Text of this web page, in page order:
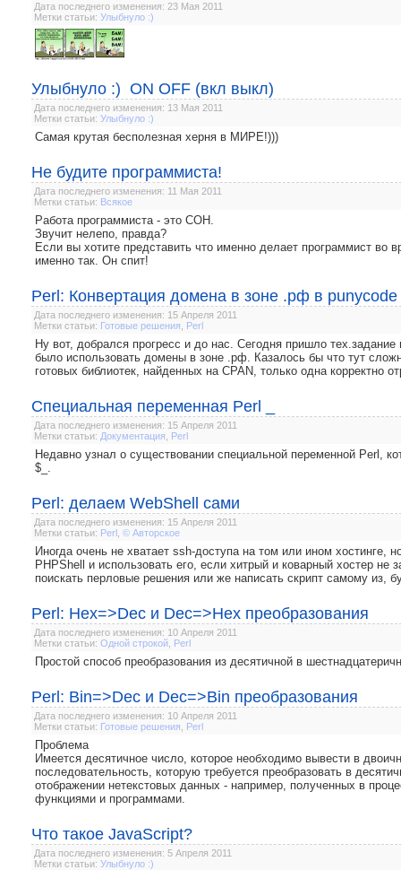
Дата последнего изменения: 23 Мая 2011
Метки статьи: Улыбнуло :)
Улыбнуло :) ON OFF (вкл выкл)
Дата последнего изменения: 13 Мая 2011
Метки статьи: Улыбнуло :)
Самая крутая бесполезная херня в МИРЕ!)))
Не будите программиста!
Дата последнего изменения: 11 Мая 2011
Метки статьи: Всякое
Работа программиста - это СОН.
Звучит нелепо, правда?
Если вы хотите представить что именно делает программист во
именно так. Он спит!
Perl: Конвертация домена в зоне .рф в punycode
Дата последнего изменения: 15 Апреля 2011
Метки статьи: Готовые решения Perl
Ну вот, добрался прогресс и до нас. Сегодня пришло
было использовать домены в зоне .рф. Казалось бы что тут
готовых библиотек, найденных на CPAN, только одна корректно
Специальная переменная Perl _
Дата последнего изменения: 15 Апреля 2011
Метки статьи: Документация Perl
Недавно узнал о существовании специальной переменной Perl,
$_.
Perl: делаем WebShell сами
Дата последнего изменения: 15 Апреля 2011
Метки статьи: Perl © Авторское
Иногда очень не хватает ssh-доступа на том или ином хостинге,
PHPShell и использовать его, если хитрый и коварный хостер
поискать перловые решения или же написать скрипт самому из,
Perl: Hex=>Dec и Dec=>Hex преобразования
Дата последнего изменения: 10 Апреля 2011
Метки статьи: Одной строкой Perl
Простой способ преобразования из десятичной в
Perl: Bin=>Dec и Dec=>Bin преобразования
Дата последнего изменения: 10 Апреля 2011
Метки статьи: Готовые решения Perl
Проблема
Имеется десятичное число, которое необходимо вывести в
последовательность, которую требуется преобразовать в
отображении нетекстовых данных - например, полученных в
функциями и программами.
Что такое JavaScript?
Дата последнего изменения: 5 Апреля 2011
Метки статьи: Улыбнуло :)